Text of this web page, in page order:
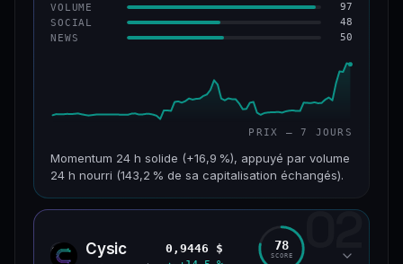
VOLUME 97
SOCIAL 48
NEWS 50
PRIX — 7 JOURS
Momentum 24 h solide (+16,9 %), appuyé par volume
24 h nourri (143,2 % de sa capitalisation échangés).
CAP. MARCHÉ VOLUME 24 H 02
CYS Cysic 0,9446 $ 78
SCORE